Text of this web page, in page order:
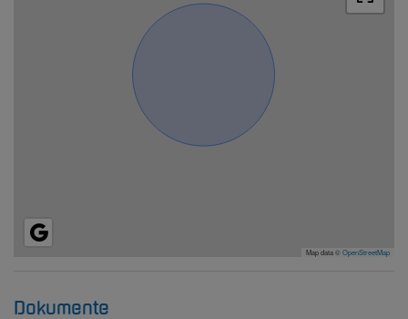
Map data ©OpenStreetMap
Dokumente